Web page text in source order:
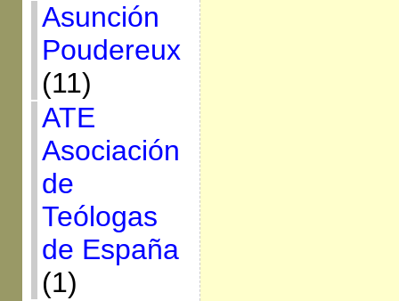
Asunción
Poudereux
(11)
ATE
Asociación
de
Teólogas
de España
(1)